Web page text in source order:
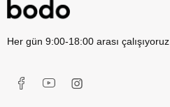
Her gün 9:00-18:00 arası çalışıyoruz